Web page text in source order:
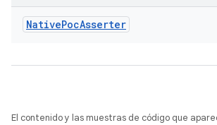
NativePocAsserter
El contenido y las muestras de código que